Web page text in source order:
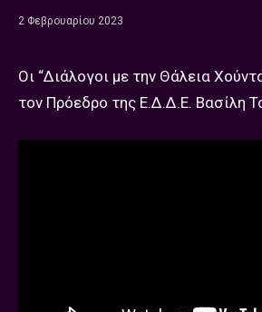
2 Φεβρουαρίου 2023
Οι “Διάλογοι με την Θάλεια
τον Πρόεδρο της Ε.Δ.Δ.Ε. Βασίλη